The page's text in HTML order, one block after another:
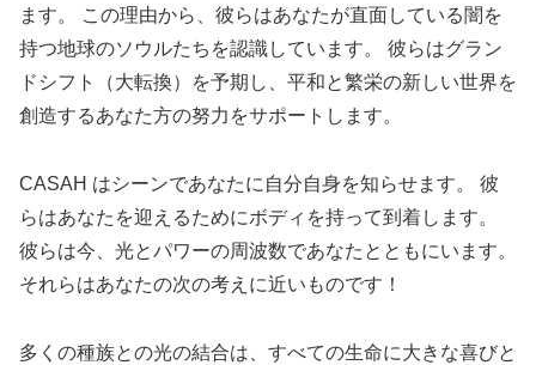
ます。 この理由から、彼らはあなたが直面している闇を
持つ地球のソウルたちを認識しています。 彼らはグラン
ドシフト（大転換）を予期し、平和と繁栄の新しい世界を
創造するあなた方の努力をサポートします。
CASAH はシーンであなたに自分自身を知らせます。 彼
らはあなたを迎えるためにボディを持って到着します。
彼らは今、光とパワーの周波数であなたとともにいます。
それらはあなたの次の考えに近いものです！
多くの種族との光の結合は、すべての生命に大きな喜びと